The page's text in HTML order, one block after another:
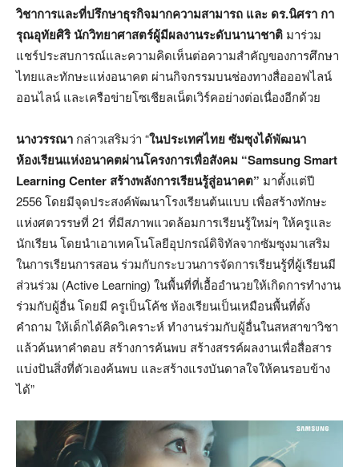
วิชาการและที่ปรึกษาธุรกิจมากความสามารถ และ ดร.นิศรา กา
รุณอุทัยศิริ นักวิทยาศาสตร์ผู้มีผลงานระดับนานาชาติ มาร่วม
แชร์ประสบการณ์และความคิดเห็นต่อความสำคัญของการศึกษา
ไทยและทักษะแห่งอนาคต ผ่านกิจกรรมบนช่องทางสื่อออฟไลน์
ออนไลน์ และเครือข่ายโซเชียลเน็ตเวิร์คอย่างต่อเนื่องอีกด้วย
นางวรรณา กล่าวเสริมว่า “ในประเทศไทย ซัมซุงได้พัฒนา
ห้องเรียนแห่งอนาคตผ่านโครงการเพื่อสังคม “Samsung Smart
Learning Center สร้างพลังการเรียนรู้สู่อนาคต” มาตั้งแต่ปี
2556 โดยมีจุดประสงค์พัฒนาโรงเรียนต้นแบบ เพื่อสร้างทักษะ
แห่งศตวรรษที่ 21 ที่มีสภาพแวดล้อมการเรียนรู้ใหม่ๆ ให้ครูและ
นักเรียน โดยนำเอาเทคโนโลยีอุปกรณ์ดิจิทัลจากซัมซุงมาเสริม
ในการเรียนการสอน ร่วมกับกระบวนการจัดการเรียนรู้ที่ผู้เรียนมี
ส่วนร่วม (Active Learning) ในพื้นที่ที่เอื้ออำนวยให้เกิดการทำงาน
ร่วมกับผู้อื่น โดยมี ครูเป็นโค้ช ห้องเรียนเป็นเหมือนพื้นที่ตั้ง
คำถาม ให้เด็กได้คิดวิเคราะห์ ทำงานร่วมกับผู้อื่นในสหสาขาวิชา
แล้วค้นหาคำตอบ สร้างการค้นพบ สร้างสรรค์ผลงานเพื่อสื่อสาร
แบ่งปันสิ่งที่ตัวเองค้นพบ และสร้างแรงบันดาลใจให้คนรอบข้าง
ได้”